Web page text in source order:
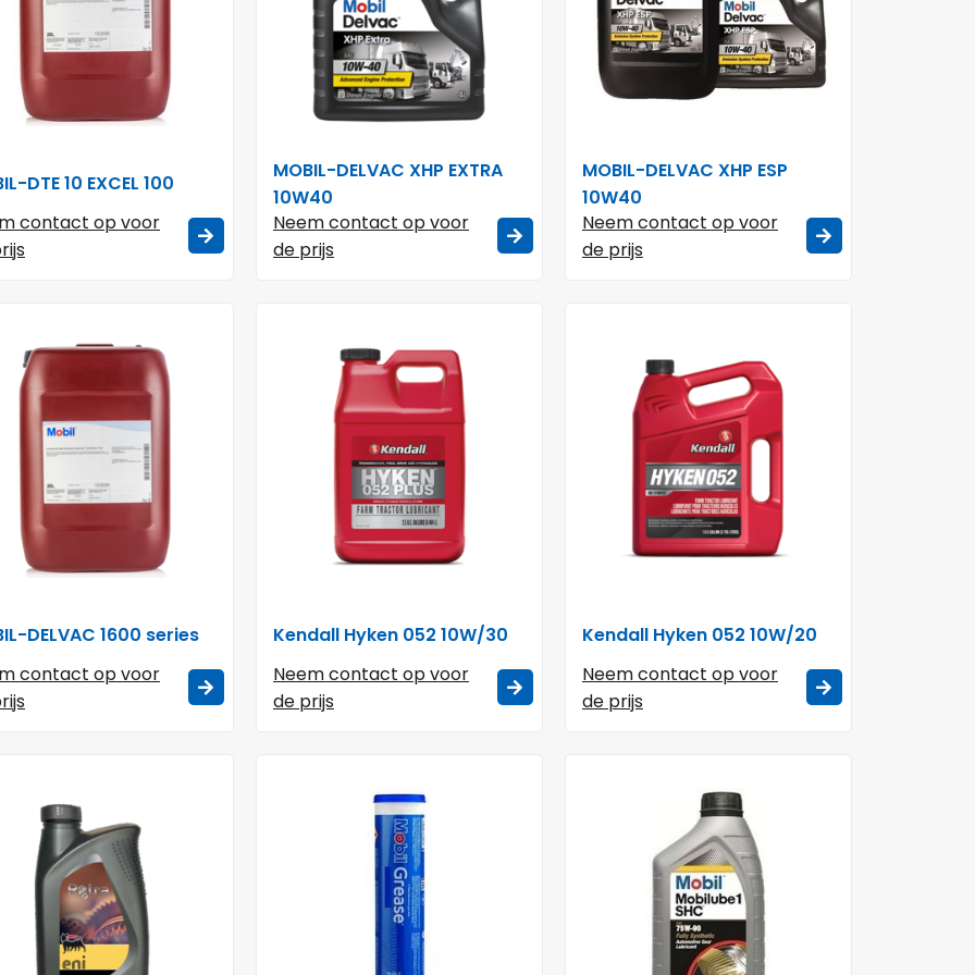
DTE 10 EXCEL 100
contact op voor
MOBIL-DELVAC XHP EXTRA
10W40
Neem contact op voor
de prijs
MOBIL-DELVAC XHP ESP
10W40
Neem contact op voor
de prijs
DELVAC 1600 series
contact op voor
Kendall Hyken 052 10W/30
Neem contact op voor
de prijs
Kendall Hyken 052 10W/20
Neem contact op voor
de prijs